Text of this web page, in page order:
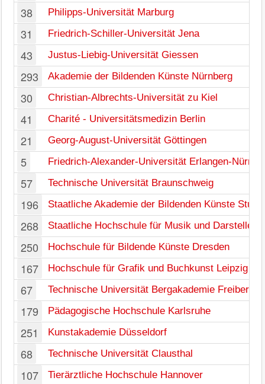
38 Philipps-Universität Marburg
31 Friedrich-Schiller-Universität Jena
43 Justus-Liebig-Universität Giessen
293 Akademie der Bildenden Künste Nürnberg
30 Christian-Albrechts-Universität zu Kiel
41 Charité - Universitätsmedizin Berlin
21 Georg-August-Universität Göttingen
5 Friedrich-Alexander-Universität Erlangen-
57 Technische Universität Braunschweig
196 Staatliche Akademie der Bildenden Künste
268 Staatliche Hochschule für Musik und
250 Hochschule für Bildende Künste Dresden
167 Hochschule für Grafik und Buchkunst Leipzig
67 Technische Universität Bergakademie Freiberg
179 Pädagogische Hochschule Karlsruhe
251 Kunstakademie Düsseldorf
68 Technische Universität Clausthal
107 Tierärztliche Hochschule Hannover